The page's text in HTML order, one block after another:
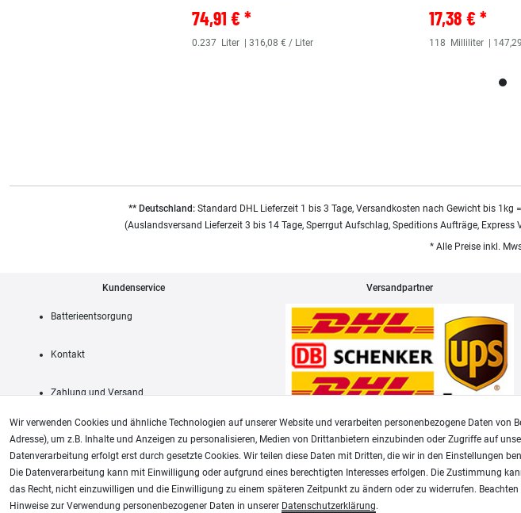
74,91 € *
0.237 Liter | 316,08 € / Liter
17,38 € *
118 Milliliter |
** Deutschland:Standard DHL Lieferzeit 1 bis 3 Tage, Versandkosten nach Gewicht bis
(Auslandsversand Lieferzeit 3 bis 14 Tage, Sperrgut Aufschlag, Speditions Aufträge,
* Alle Preise inkl.
Kundenservice
Batterieentsorgung
Kontakt
Zahlung und Versand
Versandpartner
AGB Widerrufsrecht
Unsere weiteren Shops:
Wir verwenden Cookies und ähnliche Technologien auf unserer Website und verarbeiten personenbezogene Daten von
Adresse), um z.B. Inhalte und Anzeigen zu personalisieren, Medien von Drittanbietern einzubinden oder Zugriffe auf
Datenverarbeitung erfolgt erst durch gesetzte Cookies. Wir teilen diese Daten mit Dritten, die wir in den Einstellungen
Die Datenverarbeitung kann mit Einwilligung oder aufgrund eines berechtigten Interesses erfolgen. Die Zustimmung
das Recht, nicht einzuwilligen und die Einwilligung zu einem späteren Zeitpunkt zu ändern oder zu widerrufen. Beachten
Hinweise zur Verwendung personenbezogener Daten in unserer Daten­schutz­erklärung.